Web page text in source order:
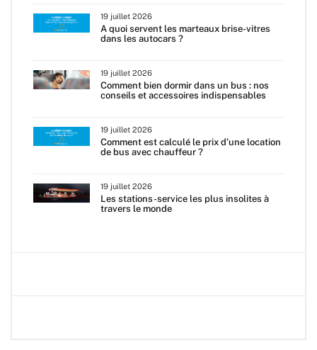
19 juillet 2026
A quoi servent les marteaux brise-vitres
dans les autocars ?
19 juillet 2026
Comment bien dormir dans un bus : nos
conseils et accessoires indispensables
19 juillet 2026
Comment est calculé le prix d’une location
de bus avec chauffeur ?
19 juillet 2026
Les stations-service les plus insolites à
travers le monde